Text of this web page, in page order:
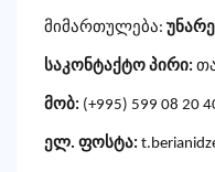
მიმართულება:
საკონტაქტო პირი:
მობ: (+995) 599 08 20
ელ. ფოსტა: